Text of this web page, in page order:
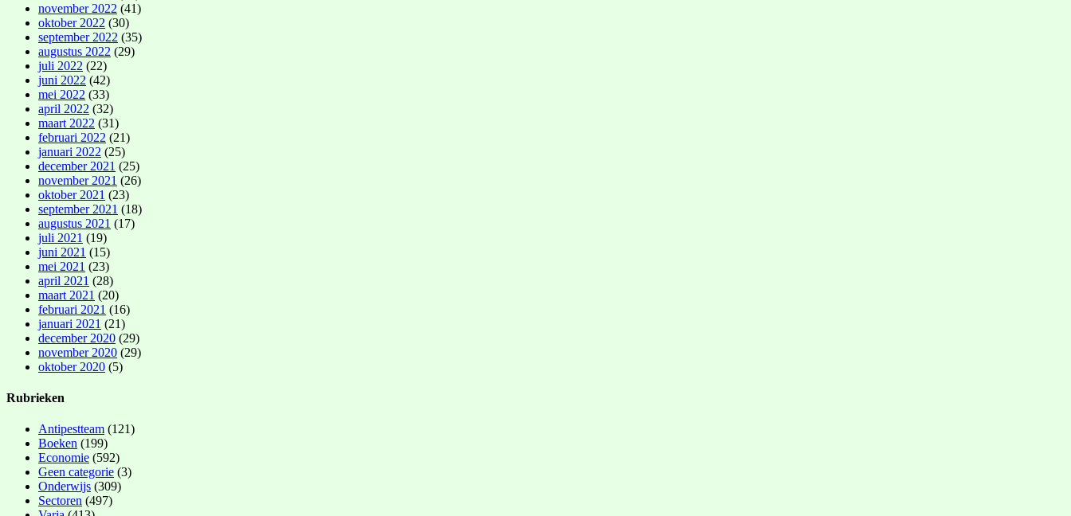
november 2022 (41)
oktober 2022 (30)
september 2022 (35)
augustus 2022 (29)
juli 2022 (22)
juni 2022 (42)
mei 2022 (33)
april 2022 (32)
maart 2022 (31)
februari 2022 (21)
januari 2022 (25)
december 2021 (25)
november 2021 (26)
oktober 2021 (23)
september 2021 (18)
augustus 2021 (17)
juli 2021 (19)
juni 2021 (15)
mei 2021 (23)
april 2021 (28)
maart 2021 (20)
februari 2021 (16)
januari 2021 (21)
december 2020 (29)
november 2020 (29)
oktober 2020 (5)
Rubrieken
Antipestteam (121)
Boeken (199)
Economie (592)
Geen categorie (3)
Onderwijs (309)
Sectoren (497)